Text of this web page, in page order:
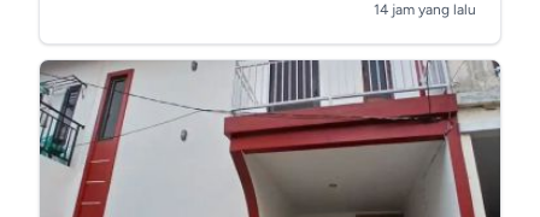
14 jam yang lalu